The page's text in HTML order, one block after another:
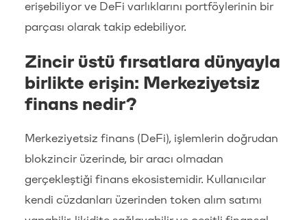
erişebiliyor ve DeFi varlıklarını portföylerinin bir
parçası olarak takip edebiliyor.
Zincir üstü fırsatlara dünyayla
birlikte erişin: Merkeziyetsiz
finans nedir?
Merkeziyetsiz finans (DeFi), işlemlerin doğrudan
blokzincir üzerinde, bir aracı olmadan
gerçekleştiği finans ekosistemidir. Kullanıcılar
kendi cüzdanları üzerinden token alım satımı